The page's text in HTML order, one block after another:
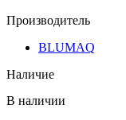
Производитель
BLUMAQ
Наличие
В наличии